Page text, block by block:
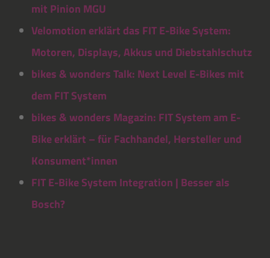
mit Pinion MGU
Velomotion erklärt das FIT E-Bike System:
Motoren, Displays, Akkus und Diebstahlschutz
bikes & wonders Talk: Next Level E-Bikes mit
dem FIT System
bikes & wonders Magazin: FIT System am E-
Bike erklärt – für Fachhandel, Hersteller und
Konsument*innen
FIT E-Bike System Integration | Besser als
Bosch?